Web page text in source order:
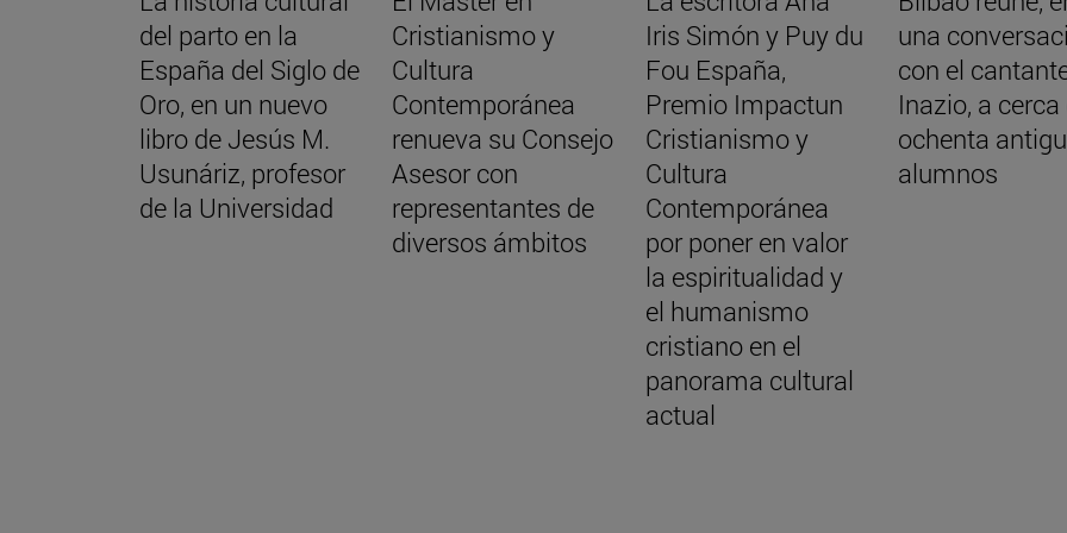
del parto en la
España del Siglo de
Oro, en un nuevo
libro de Jesús M.
Usunáriz, profesor
de la Universidad
Cristianismo y
Cultura
Contemporánea
renueva su Consejo
Asesor con
representantes de
diversos ámbitos
Iris Simón y Puy du
Fou España,
Premio Impactun
Cristianismo y
Cultura
Contemporánea
por poner en valor
la espiritualidad y
el humanismo
cristiano en el
panorama cultural
actual
una
con el
Inazio, a cerca
ochenta
alumnos